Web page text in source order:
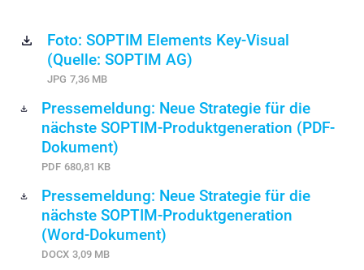
Foto: SOPTIM Elements Key-Visual
(Quelle: SOPTIM AG)
JPG 7,36 MB
Pressemeldung: Neue Strategie für die
nächste SOPTIM-Produktgeneration (PDF-
Dokument)
PDF 680,81 KB
Pressemeldung: Neue Strategie für die
nächste SOPTIM-Produktgeneration
(Word-Dokument)
DOCX 3,09 MB